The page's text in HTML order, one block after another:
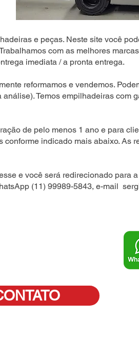
e peças. Neste site você
com as melhores
imediata / a pronta entrega.
reformamos e vendemos.
Temos empilhadeiras com
de pelo menos 1 ano e para
indicado mais abaixo. As
e você será redirecionado para
(11) 99989-5843, e-mail